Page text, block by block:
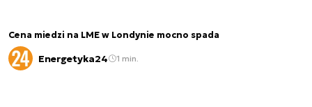
Cena miedzi na LME w Londynie mocno spada
Energetyka24 1 min.